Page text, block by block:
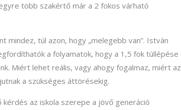
több szakértő már a 2 fokos várható
túl azon, hogy „melegebb van”. István
a folyamatok, hogy a 1,5 fok túllépése
Miért lehet reális, vagy ahogy fogalmaz, miért az
a szükséges áttörésekig.
az iskola szerepe a jövő generáció